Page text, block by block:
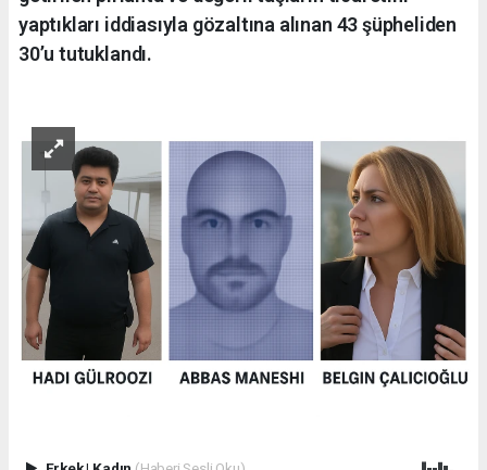
yaptıkları iddiasıyla gözaltına alınan 43 şüpheliden
30’u tutuklandı.